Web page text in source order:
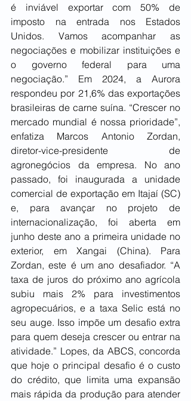
é inviável exportar com 50% de
imposto na entrada nos Estados
Unidos. Vamos acompanhar as
negociações e mobilizar instituições e
o governo federal para uma
negociação.” Em 2024, a Aurora
respondeu por 21,6% das exportações
brasileiras de carne suína. “Crescer no
mercado mundial é nossa prioridade”,
enfatiza Marcos Antonio Zordan,
diretor-vice-presidente de
agronegócios da empresa. No ano
passado, foi inaugurada a unidade
comercial de exportação em Itajaí (SC)
e, para avançar no projeto de
internacionalização, foi aberta em
junho deste ano a primeira unidade no
exterior, em Xangai (China). Para
Zordan, este é um ano desafiador. “A
taxa de juros do próximo ano agrícola
subiu mais 2% para investimentos
agropecuários, e a taxa Selic está no
seu auge. Isso impõe um desafio extra
para quem deseja crescer ou entrar na
atividade.” Lopes, da ABCS, concorda
que hoje o principal desafio é o custo
do crédito, que limita uma expansão
mais rápida da produção para atender